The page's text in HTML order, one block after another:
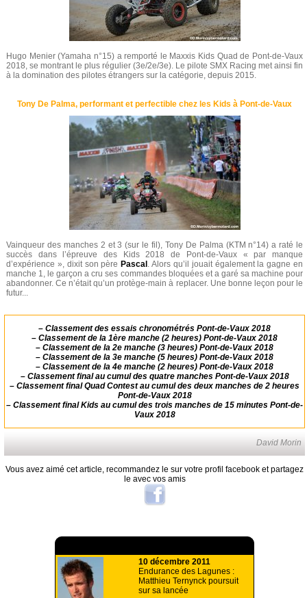
Hugo Menier (Yamaha n°15) a remporté le Maxxis Kids Quad de Pont-de-Vaux
2018, se montrant le plus régulier (3e/2e/3e). Le pilote SMX Racing met ainsi fin
à la domination des pilotes étrangers sur la catégorie, depuis 2015.
Tony De Palma, performant et perfectible chez les Kids à Pont-de-Vaux
Vainqueur des manches 2 et 3 (sur le fil), Tony De Palma (KTM n°14) a raté le
succès dans l’épreuve des Kids 2018 de Pont-de-Vaux « par manque
d’expérience », dixit son père Pascal . Alors qu’il jouait également la gagne en
manche 1, le garçon a cru ses commandes bloquées et a garé sa machine pour
abandonner. Ce n’était qu’un protège-main à replacer. Une bonne leçon pour le
futur...
– Classement des essais chronométrés Pont-de-Vaux 2018
– Classement de la 1ère manche (2 heures) Pont-de-Vaux 2018
– Classement de la 2e manche (3 heures) Pont-de-Vaux 2018
– Classement de la 3e manche (5 heures) Pont-de-Vaux 2018
– Classement de la 4e manche (2 heures) Pont-de-Vaux 2018
– Classement final au cumul des quatre manches Pont-de-Vaux 2018
– Classement final Quad Contest au cumul des deux manches de 2 heures
Pont-de-Vaux 2018
– Classement final Kids au cumul des trois manches de 15 minutes Pont-de-
Vaux 2018
David Morin
Vous avez aimé cet article, recommandez le sur votre profil facebook et partagez
le avec vos amis
10 décembre 2011
Endurance des Lagunes :
Matthieu Ternynck poursuit
sur sa lancée